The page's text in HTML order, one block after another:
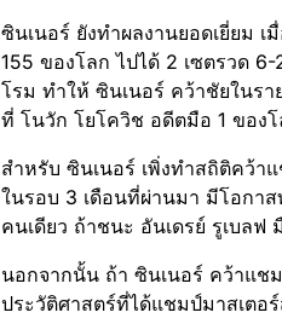
ซินเนอร์ ยังทำผลงานยอดเยี่ยม
155 ของโลก ไปได้ 2 เซตรวด
โรม ทำให้ ซินเนอร์ คว้าชัยในรา
ที่ โนวัก โยโควิช อดีตมือ 1 ของโ
สำหรับ ซินเนอร์ เพิ่งทำสถิติคว้า
ในรอบ 3 เดือนที่ผ่านมา มีโอกา
คนเดียว ถ้าชนะ อันเดรย์ รูเบลฟ
นอกจากนั้น ถ้า ซินเนอร์ คว้าแช
ประวัติศาสตร์ที่ได้แชมป์มาสเตอ